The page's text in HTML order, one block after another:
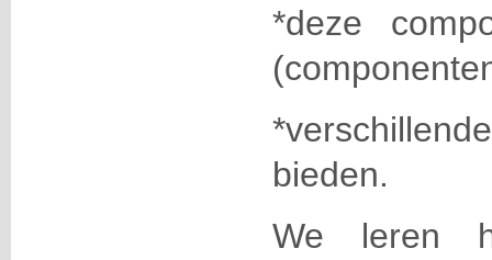
*deze
bieden.
We leren